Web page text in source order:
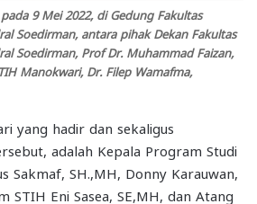
9 Mei 2022, di Gedung Fakultas
Soedirman, antara pihak Dekan Fakultas
Soedirman, Prof Dr. Muhammad Faizan,
Manokwari, Dr. Filep Wamafma,
yang hadir dan sekaligus
adalah Kepala Program Studi
Sakmaf, SH.,MH, Donny Karauwan,
STIH Eni Sasea, SE,MH, dan Atang